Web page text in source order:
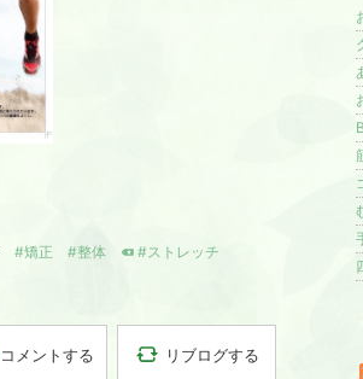
#矯正 #整体 #ストレッチ
コメントする リブログする